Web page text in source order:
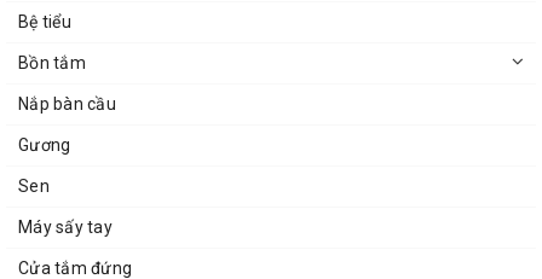
Bệ tiểu
Bồn tắm
Nắp bàn cầu
Gương
Sen
Máy sấy tay
Cửa tắm đứng